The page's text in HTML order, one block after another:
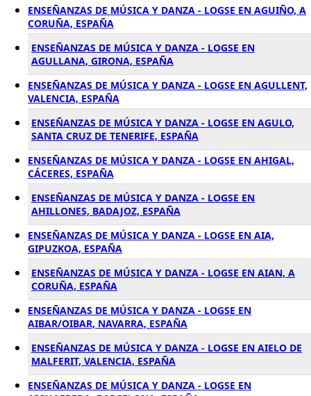
ENSEÑANZAS DE MÚSICA Y DANZA - LOGSE EN AGUIÑO, A
CORUÑA, ESPAÑA
ENSEÑANZAS DE MÚSICA Y DANZA - LOGSE EN
AGULLANA, GIRONA, ESPAÑA
ENSEÑANZAS DE MÚSICA Y DANZA - LOGSE EN AGULLENT,
VALENCIA, ESPAÑA
ENSEÑANZAS DE MÚSICA Y DANZA - LOGSE EN AGULO,
SANTA CRUZ DE TENERIFE, ESPAÑA
ENSEÑANZAS DE MÚSICA Y DANZA - LOGSE EN AHIGAL,
CÁCERES, ESPAÑA
ENSEÑANZAS DE MÚSICA Y DANZA - LOGSE EN
AHILLONES, BADAJOZ, ESPAÑA
ENSEÑANZAS DE MÚSICA Y DANZA - LOGSE EN AIA,
GIPUZKOA, ESPAÑA
ENSEÑANZAS DE MÚSICA Y DANZA - LOGSE EN AIAN, A
CORUÑA, ESPAÑA
ENSEÑANZAS DE MÚSICA Y DANZA - LOGSE EN
AIBAR/OIBAR, NAVARRA, ESPAÑA
ENSEÑANZAS DE MÚSICA Y DANZA - LOGSE EN AIELO DE
MALFERIT, VALENCIA, ESPAÑA
ENSEÑANZAS DE MÚSICA Y DANZA - LOGSE EN